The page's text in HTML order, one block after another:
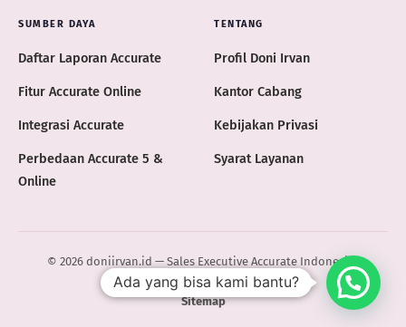
SUMBER DAYA
Daftar Laporan Accurate
Fitur Accurate Online
Integrasi Accurate
Perbedaan Accurate 5 &
Online
TENTANG
Profil Doni Irvan
Kantor Cabang
Kebijakan Privasi
Syarat Layanan
© 2026 doniirvan.id — Sales Executive Accurate Indonesia ·
ACCURATE.ID
Sitemap
Ada yang bisa kami bantu?